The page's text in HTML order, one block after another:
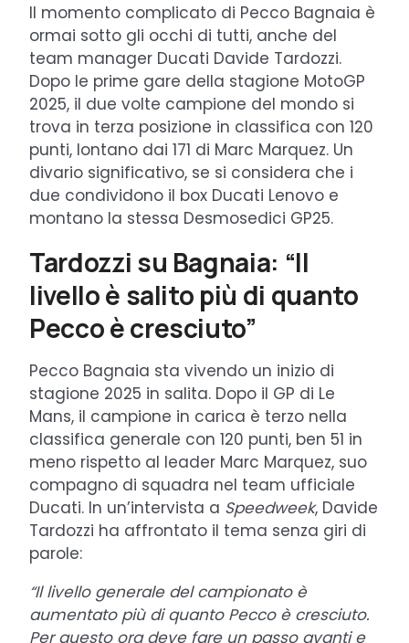
Il momento complicato di Pecco Bagnaia è
ormai sotto gli occhi di tutti, anche del
team manager Ducati Davide Tardozzi.
Dopo le prime gare della stagione MotoGP
2025, il due volte campione del mondo si
trova in terza posizione in classifica con 120
punti, lontano dai 171 di Marc Marquez. Un
divario significativo, se si considera che i
due condividono il box Ducati Lenovo e
montano la stessa Desmosedici GP25.
Tardozzi su Bagnaia: “Il
livello è salito più di quanto
Pecco è cresciuto”
Pecco Bagnaia sta vivendo un inizio di
stagione 2025 in salita. Dopo il GP di Le
Mans, il campione in carica è terzo nella
classifica generale con 120 punti, ben 51 in
meno rispetto al leader Marc Marquez, suo
compagno di squadra nel team ufficiale
Ducati. In un’intervista a Speedweek, Davide
Tardozzi ha affrontato il tema senza giri di
parole:
“Il livello generale del campionato è
aumentato più di quanto Pecco è cresciuto.
Per questo ora deve fare un passo avanti e